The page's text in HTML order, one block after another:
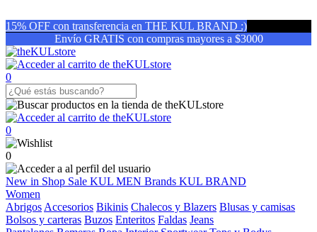
15% OFF con transferencia en THE KUL BRAND :)
Envío GRATIS con compras mayores a $3000
0
0
0
New in Shop Sale KUL MEN Brands KUL BRAND
Women
Abrigos Accesorios Bikinis Chalecos y Blazers Blusas y camisas
Bolsos y carteras Buzos Enteritos Faldas Jeans